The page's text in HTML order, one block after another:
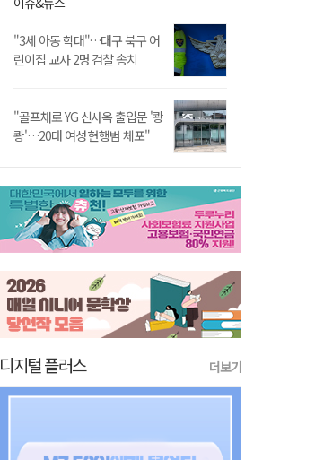
"3세 아동 학대"…대구 북구 어
린이집 교사 2명 검찰 송치
"골프채로 YG 신사옥 출입문 '쾅
쾅'…20대 여성 현행범 체포"
디지털 플러스 더보기